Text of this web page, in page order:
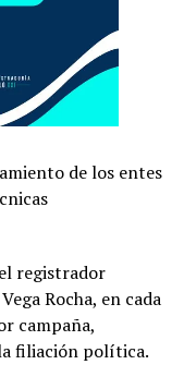
de los entes
registrador
Rocha, en cada
campaña,
filiación política.